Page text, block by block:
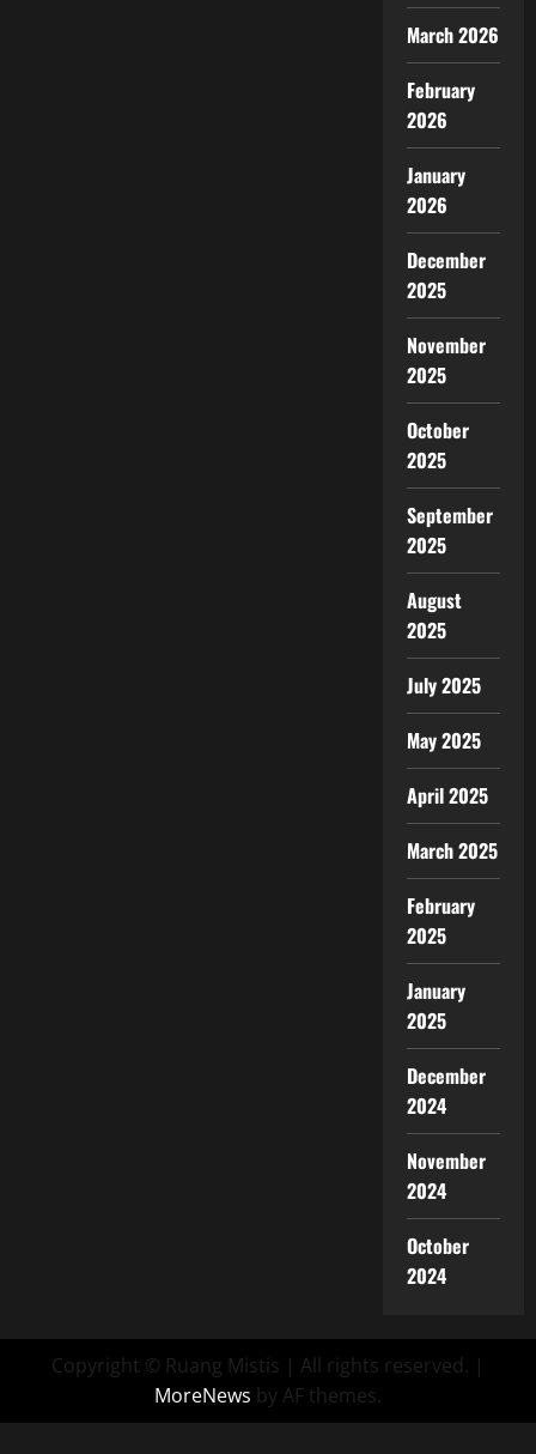
March 2026
February
2026
January
2026
December
2025
November
2025
October
2025
September
2025
August
2025
July 2025
May 2025
April 2025
March 2025
February
2025
January
2025
December
2024
November
2024
October
2024
Copyright © Ruang Mistis | All rights reserved. |
MoreNews by AF themes.